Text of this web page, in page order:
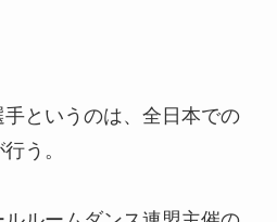
というのは、全日本での
う。